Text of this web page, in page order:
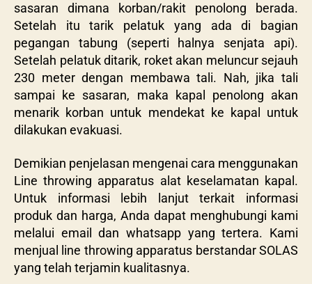
sasaran dimana korban/rakit penolong berada.
Setelah itu tarik pelatuk yang ada di bagian
pegangan tabung (seperti halnya senjata api).
Setelah pelatuk ditarik, roket akan meluncur sejauh
230 meter dengan membawa tali. Nah, jika tali
sampai ke sasaran, maka kapal penolong akan
menarik korban untuk mendekat ke kapal untuk
dilakukan evakuasi.
Demikian penjelasan mengenai cara menggunakan
Line throwing apparatus alat keselamatan kapal.
Untuk informasi lebih lanjut terkait informasi
produk dan harga, Anda dapat menghubungi kami
melalui email dan whatsapp yang tertera. Kami
menjual line throwing apparatus berstandar SOLAS
yang telah terjamin kualitasnya.